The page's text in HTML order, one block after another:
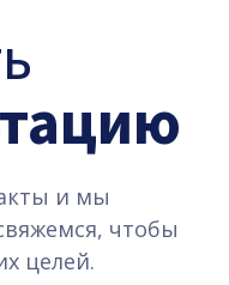
и мы
чтобы
целей.